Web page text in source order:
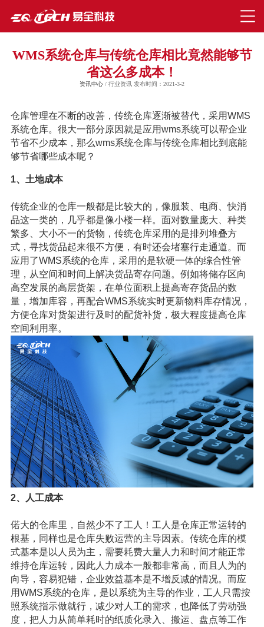
WMS系统仓库与传统仓库相比竟然能够节
省这么多成本！
资讯中心 / 行业资讯 发布时间：2021-3-2
仓库管理在不断的改善，传统仓库逐渐被替代，采用WMS
系统仓库。很大一部分原因就是应用wms系统可以帮企业
节省不少成本，那么wms系统仓库与传统仓库相比到底能
够节省哪些成本呢？
1、土地成本
传统企业的仓库一般都是比较大的，像服装、电商、快消
品这一类的，几乎都是像小楼一样。面对数量庞大、种类
繁多、大小不一的货物，传统仓库采用的是排列堆叠方
式，寻找货品起来很不方便，有时还会堵塞行走通道。而
应用了WMS系统的仓库，采用的是软硬一体的综合性管
理，从空间和时间上解决货品寄存问题。例如将储存区向
高空发展的高层货架，在单位面积上提高寄存货品的数
量，增加库容，再配合WMS系统实时更新物料库存情况，
方便仓库对货架进行及时的配货补货，极大程度提高仓库
空间利用率。
2、人工成本
偌大的仓库里，自然少不了工人！工人是仓库正常运转的
根基，同样也是仓库失败运营的主导因素。传统仓库的模
式基本是以人员为主，需要耗费大量人力和时间才能正常
维持仓库运转，因此人力成本一般都非常高，而且人为的
向导，容易犯错，企业效益基本是不增反减的情况。而应
用WMS系统的仓库，是以系统为主导的作业，工人只需按
照系统指示做就行，减少对人工的需求，也降低了劳动强
度，把人力从简单耗时的纸质化录入、搬运、盘点等工作